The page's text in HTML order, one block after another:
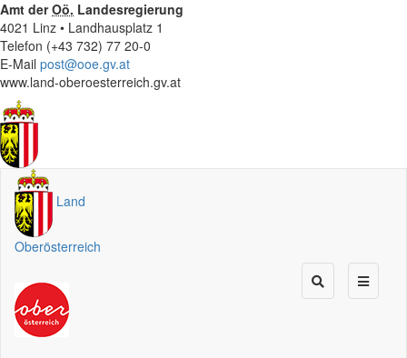
Amt derOö. Landesregierung
4021 Linz • Landhausplatz 1
Telefon (+43 732) 77 20-0
E-Mail post@ooe.gv.at
www.land-oberoesterreich.gv.at
Land
Oberösterreich